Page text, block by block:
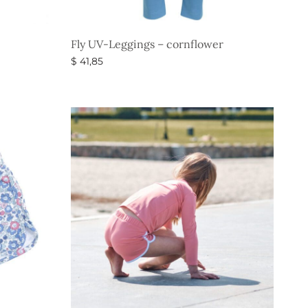
Fly UV-Leggings – cornflower
$ 41,85